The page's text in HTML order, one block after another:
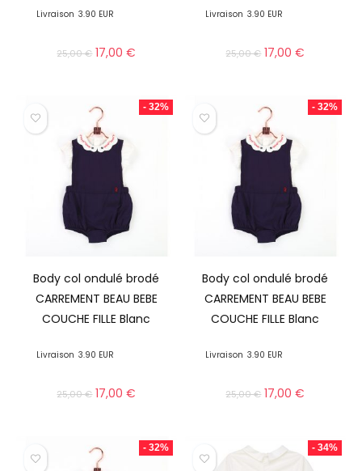
Livraison 3.90 EUR
25,00€ 17,00€
Livraison 3.90 EUR
25,00€ 17,00€
- 32%
Body col ondulé brodé
CARREMENT BEAU BEBE
COUCHE FILLE Blanc
Livraison 3.90 EUR
25,00€ 17,00€
- 32%
Body col ondulé brodé
CARREMENT BEAU BEBE
COUCHE FILLE Blanc
Livraison 3.90 EUR
25,00€ 17,00€
- 32% - 34%